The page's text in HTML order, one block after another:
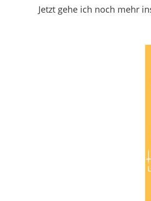
Jetzt gehe ich noch mehr